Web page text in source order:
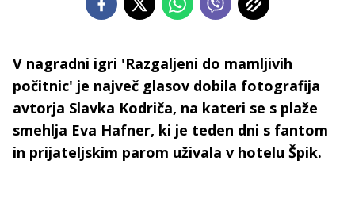
V nagradni igri 'Razgaljeni do mamljivih
počitnic' je največ glasov dobila fotografija
avtorja Slavka Kodriča, na kateri se s plaže
smehlja Eva Hafner, ki je teden dni s fantom
in prijateljskim parom uživala v hotelu Špik.